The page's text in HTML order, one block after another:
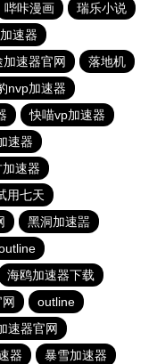
哔咔漫画
瑞乐小说
速器
加速器官网
落地机
nvp加速器
快喵vp加速器
速器
速器
用七天
黑洞加速噐
海鸥加速器下载
outline
速器官网
器 暴雪加速器